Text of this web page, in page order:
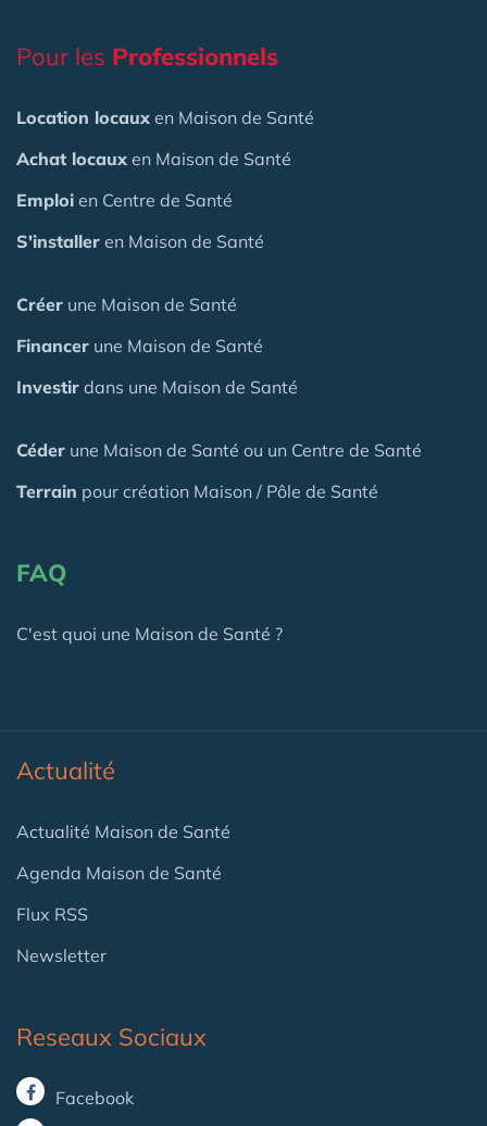
Pour les Professionnels
Location locaux en Maison de Santé
Achat locaux en Maison de Santé
Emploi en Centre de Santé
S'installer en Maison de Santé
Créer une Maison de Santé
Financer une Maison de Santé
Investir dans une Maison de Santé
Céder une Maison de Santé ou un Centre de Santé
Terrain pour création Maison / Pôle de Santé
FAQ
C'est quoi une Maison de Santé ?
Actualité
Actualité Maison de Santé
Agenda Maison de Santé
Flux RSS
Newsletter
Reseaux Sociaux
Facebook